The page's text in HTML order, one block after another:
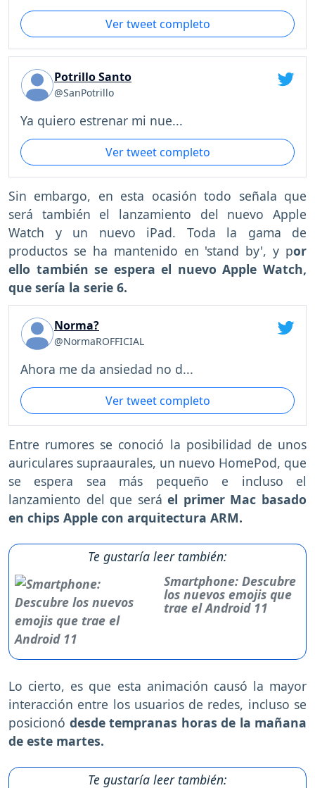
Ver tweet completo
Potrillo Santo
@SanPotrillo
Ya quiero estrenar mi nue...
Ver tweet completo
Sin embargo, en esta ocasión todo señala que
será también el lanzamiento del nuevo Apple
Watch y un nuevo iPad. Toda la gama de
productos se ha mantenido en 'stand by', y por
ello también se espera el nuevo Apple Watch,
que sería la serie 6.
Norma?
@NormaROFFICIAL
Ahora me da ansiedad no d...
Ver tweet completo
Entre rumores se conoció la posibilidad de unos
auriculares supraaurales, un nuevo HomePod, que
se espera sea más pequeño e incluso el
lanzamiento del que seráel primer Mac basado
en chips Apple con arquitectura ARM.
Te gustaría leer también:
Smartphone: Descubre
los nuevos emojis que
trae el Android 11
Lo cierto, es que esta animación causó la mayor
interacción entre los usuarios de redes, incluso se
posicionó desde tempranas horas de la mañana
de este martes.
Te gustaría leer también: